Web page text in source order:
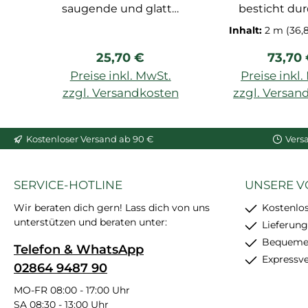
saugende und glatte
Außenarbeiten, für
Feuchträume, 290 ml,
besonders starker MS-
Hydro.
Regulärer Preis:
25,70 €
Preise inkl. MwSt.
zzgl. Versandkosten
besticht
eignet sich
Decke.
Leiste
Decken-
Wandleiste
Inhalt: 2 m
73,70
Preise inkl.
zzgl.
Kostenloser Versand ab 90 €
SERVICE-HOTLINE
Wir beraten dich gern! Lass dich von uns
unterstützen und beraten unter:
Telefon & WhatsApp
02864 9487 90
MO-FR 08:00 - 17:00 Uhr
SA 08:30 - 13:00 Uhr
UNSERE